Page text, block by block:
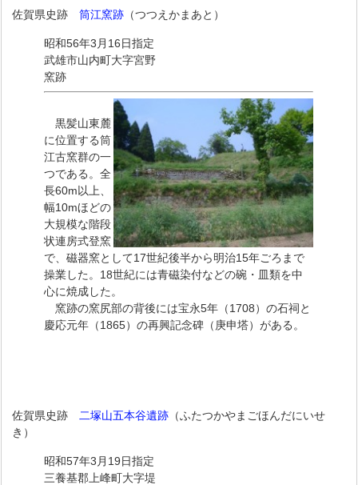
佐賀県史跡筒江窯跡 （つつえかまあと）
昭和56年3月16日指定
武雄市山内町大字宮野
窯跡
黒髪山東麓
に位置する筒
江古窯群の一
つである。全
長60m以上、
幅10mほどの
大規模な階段
状連房式登窯
で、磁器窯として17世紀後半から明治15年ごろまで
操業した。18世紀には青磁染付などの碗・皿類を中
心に焼成した。
窯跡の窯尻部の背後には宝永5年（1708）の石祠と
慶応元年（1865）の再興記念碑（庚申塔）がある。
佐賀県史跡二塚山五本谷遺跡 （ふたつかやまごほんだにいせ
き）
昭和57年3月19日指定
三養基郡上峰町大字堤